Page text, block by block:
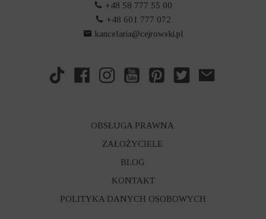
+48 58 777 55 00
+48 601 777 072
kancelaria@cejrowski.pl
POLITYKA DANYCH OSOBOWYCH
KONTAKT
BLOG
ZAŁOŻYCIELE
OBSŁUGA PRAWNA